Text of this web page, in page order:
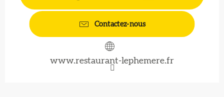
Contactez-nous
www.restaurant-lephemere.fr